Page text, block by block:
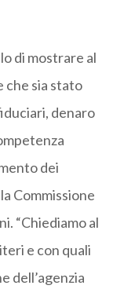
di mostrare al
che sia stato
denaro
dei
Commissione
“Chiediamo al
e con quali
dell’agenzia